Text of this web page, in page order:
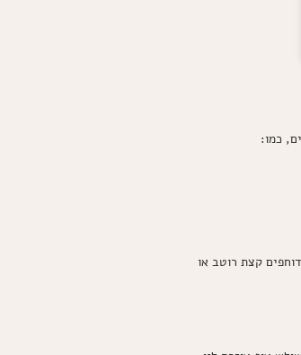
כמו:
מטים את הקו ודוחפים קצת רוטב או